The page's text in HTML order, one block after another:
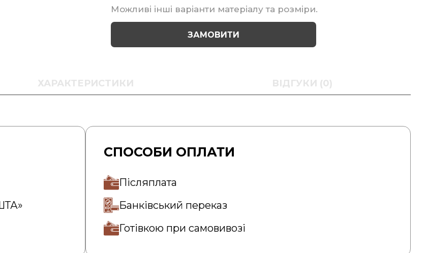
Можливі інші варіанти матеріалу та розміри.
ЗАМОВИТИ
ХАРАКТЕРИСТИКИ ВІДГУКИ (0)
СПОСОБИ ОПЛАТИ
Післяплата
Банківський переказ
Готівкою при самовивозі